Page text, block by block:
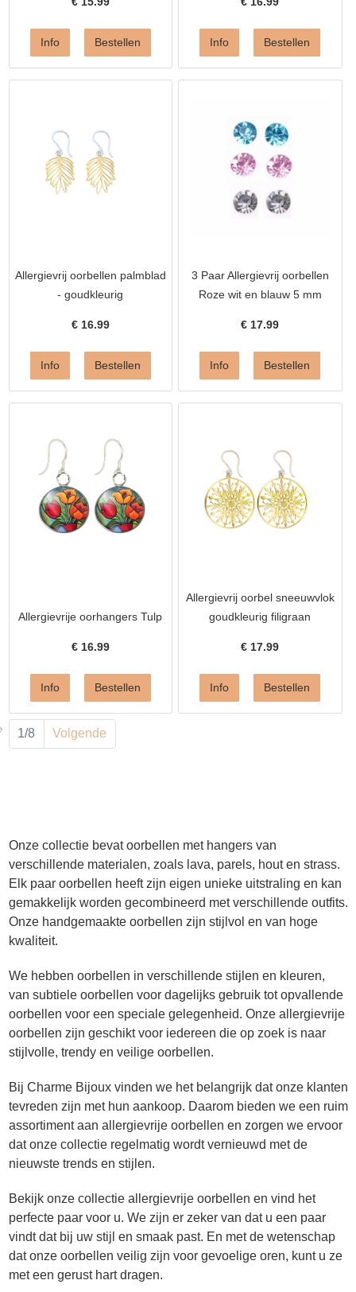
Allergievrij oorbellen palmblad
- goudkleurig
€ 16.99
3 Paar Allergievrij oorbellen
Roze wit en blauw 5 mm
€ 17.99
Allergievrije oorhangers Tulp
€ 16.99
Allergievrij oorbel sneeuwvlok
goudkleurig filigraan
€ 17.99
1/8 Volgende
Onze collectie bevat oorbellen met hangers van
verschillende materialen, zoals lava, parels, hout en strass.
Elk paar oorbellen heeft zijn eigen unieke uitstraling en kan
gemakkelijk worden gecombineerd met verschillende outfits.
Onze handgemaakte oorbellen zijn stijlvol en van hoge
kwaliteit.
We hebben oorbellen in verschillende stijlen en kleuren,
van subtiele oorbellen voor dagelijks gebruik tot opvallende
oorbellen voor een speciale gelegenheid. Onze allergievrije
oorbellen zijn geschikt voor iedereen die op zoek is naar
stijlvolle, trendy en veilige oorbellen.
Bij Charme Bijoux vinden we het belangrijk dat onze klanten
tevreden zijn met hun aankoop. Daarom bieden we een ruim
assortiment aan allergievrije oorbellen en zorgen we ervoor
dat onze collectie regelmatig wordt vernieuwd met de
nieuwste trends en stijlen.
Bekijk onze collectie allergievrije oorbellen en vind het
perfecte paar voor u. We zijn er zeker van dat u een paar
vindt dat bij uw stijl en smaak past. En met de wetenschap
dat onze oorbellen veilig zijn voor gevoelige oren, kunt u ze
met een gerust hart dragen.